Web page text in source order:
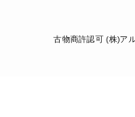
古物商許認可 (株)ア